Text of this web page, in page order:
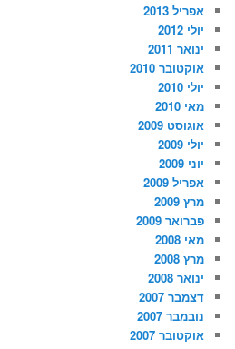
אפריל 2013
יולי 2012
ינואר 2011
אוקטובר 2010
יולי 2010
מאי 2010
אוגוסט 2009
יולי 2009
יוני 2009
אפריל 2009
מרץ 2009
פברואר 2009
מאי 2008
מרץ 2008
ינואר 2008
דצמבר 2007
נובמבר 2007
אוקטובר 2007